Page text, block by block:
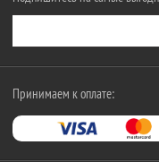
Принимаем к оплате: